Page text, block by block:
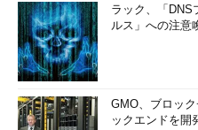
ラック、「DNS
ルス」への注意
GMO、ブロッ
ックエンドを開